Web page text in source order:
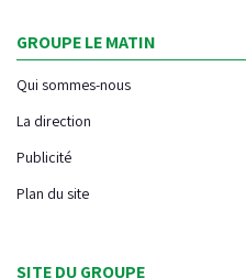
GROUPE LE MATIN
Qui sommes-nous
La direction
Publicité
Plan du site
SITE DU GROUPE